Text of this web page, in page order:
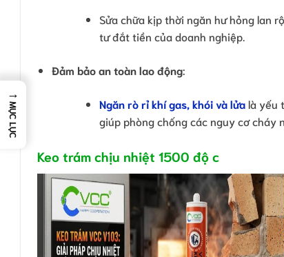
Sửa chữa kịp thời ngăn hư hỏng lan
tư đắt tiền của doanh nghiệp.
Đảm bảo an toàn lao động:
Ngăn rò rỉ khí gas, khói và lửalà yếu
giúp phòng chống các nguy cơ cháy
Keo trám chịu nhiệt 1500 độ c
→
MỤC LỤC